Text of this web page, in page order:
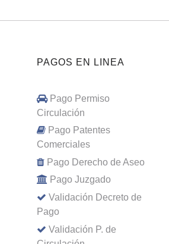
PAGOS EN LINEA
Pago Permiso
Circulación
Pago Patentes
Comerciales
Pago Derecho de Aseo
Pago Juzgado
Validación Decreto de
Pago
Validación P. de